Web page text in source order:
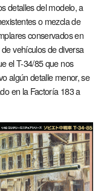
detalles del modelo, a
o mezcla de
conservados en
vehículos de diversa
el T-34/85 que nos
algún detalle menor, se
en la Factoría 183 a